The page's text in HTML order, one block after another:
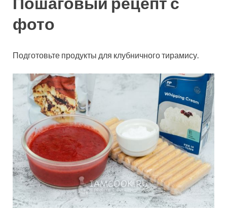
фото
Подготовьте продукты для клубничного тирамису.